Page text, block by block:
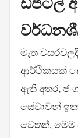
මෑත
ආර්ථිකයක්
ඇති අතර,
සේවාවන්
වෙතත්,